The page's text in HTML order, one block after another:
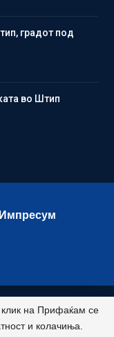
градот под
во Штип
Импресум
Reserved.
на Прифаќам се
и колачиња.